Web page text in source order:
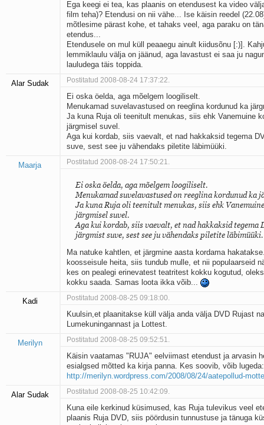
Ega keegi ei tea, kas plaanis on etendusest ka video
film teha)? Etendusi on nii vähe... Ise käisin reedel
mõtlesime pärast kohe, et tahaks veel, aga paraku on
etendus...
Etendusele on mul küll peaaegu ainult kiidusõnu [:)].
lemmiklaulu välja on jäänud, aga lavastust ei saa ju
lauludega täis toppida.
Alar Sudak Postitatud 2008-08-24 17:37:22.
Ei oska öelda, aga mõelgem loogiliselt.
Menukamad suvelavastused on reeglina kordunud ka
Ja kuna Ruja oli teenitult menukas, siis ehk Vanemuine
järgmisel suvel.
Aga kui kordab, siis vaevalt, et nad hakkaksid tegema
suve, sest see ju vähendaks piletite läbimüüki.
Maarja Postitatud 2008-08-24 17:50:21.
Ei oska öelda, aga mõelgem loogiliselt.
Menukamad suvelavastused on reeglina kordunud ka
Ja kuna Ruja oli teenitult menukas, siis ehk
järgmisel suvel.
Aga kui kordab, siis vaevalt, et nad hakkaksid tegema
järgmist suve, sest see ju vähendaks piletite läbimüüki.
Ma natuke kahtlen, et järgmine aasta kordama
koosseisule heita, siis tundub mulle, et nii populaarseid
kes on pealegi erinevatest teatritest kokku kogutud,
kokku saada. Samas loota ikka võib...
Kadi Postitatud 2008-08-25 09:18:00.
Kuulsin,et plaanitakse küll välja anda välja DVD Rujast
Lumekuningannast ja Lottest.
Merilyn Postitatud 2008-08-25 09:52:51.
Käisin vaatamas "RUJA" eelviimast etendust ja arvasin
esialgsed mõtted ka kirja panna. Kes soovib, võib lugeda:
http://merilyn.wordpress.com/2008/08/24/aatepollud-
Alar Sudak Postitatud 2008-08-25 10:42:09.
Kuna eile kerkinud küsimused, kas Ruja tulevikus veel
plaanis Ruja DVD, siis pöördusin tunnustuse ja tänuga